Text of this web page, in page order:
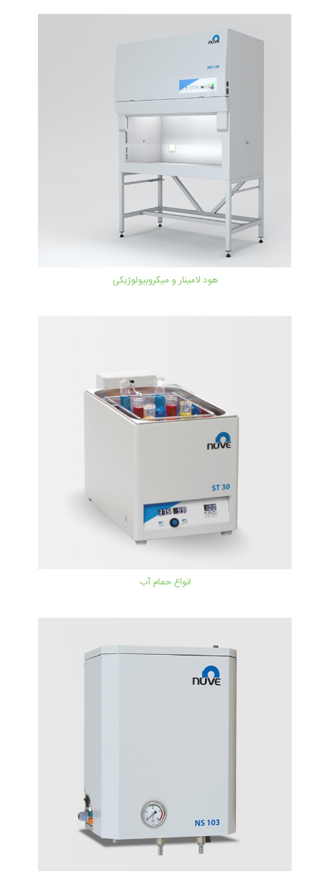
هود لامینار و میکروبیولوژیکی
انواع حمام آب